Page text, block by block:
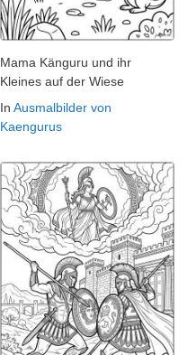
Mama Känguru und ihr
Kleines auf der Wiese
In Ausmalbilder von
Kaengurus